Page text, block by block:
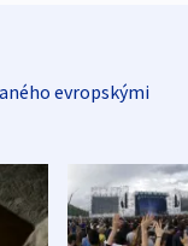
evropskými